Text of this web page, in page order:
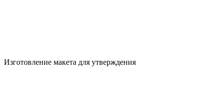
Изготовление макета для утверждения